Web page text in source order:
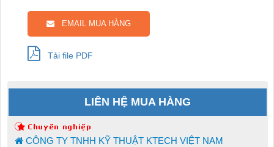
EMAIL MUA HÀNG
Tải file PDF
LIÊN HỆ MUA HÀNG
CÔNG TY TNHH KỸ THUẬT KTECH VIỆT NAM